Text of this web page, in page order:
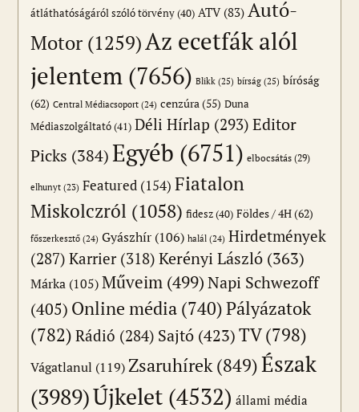
átláthatóságáról szóló törvény(40) ATV(83) Autó-
Motor (1259)Az ecetfák alól
jelentem (7656) Blikk (25) bírság (25) bíróság
(62) Central Médiacsoport (24) cenzúra(55) Duna
Médiaszolgáltató(41) Déli Hírlap (293) Editor
Picks (384)Egyéb (6751) elbocsátás (29)
elhunyt (23) Featured (154) Fiatalon
Miskolczról (1058) fidesz(40) Földes / 4H(62)
főszerkesztő (24) Gyászhír (106) halál (24) Hirdetmények
(287) Karrier(318) Kerényi László (363)
Márka (105) Műveim (499)Napi Schwezoff
(405) Online média (740)Pályázatok
(782) Rádió (284) Sajtó (423)TV(798)
Vágatlanul (119) Zsaruhírek (849)Észak
(3989)Újkelet (4532) állami média